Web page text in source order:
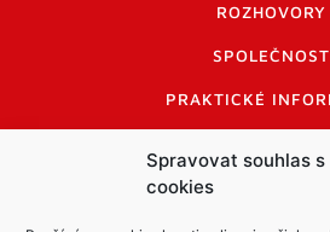
Spravovat souhlas s
cookies
ROZHOVORY
SPOLEČNOST
PRAKTICKÉ
INFORMACE A KODEX